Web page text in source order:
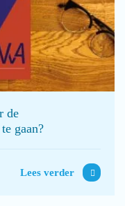
de
gaan?
Lees verder